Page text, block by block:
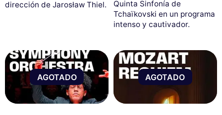
dirección de Jarosław Thiel.
Quinta Sinfonía de
Tchaïkovski en un programa
intenso y cautivador.
AGOTADO AGOTADO